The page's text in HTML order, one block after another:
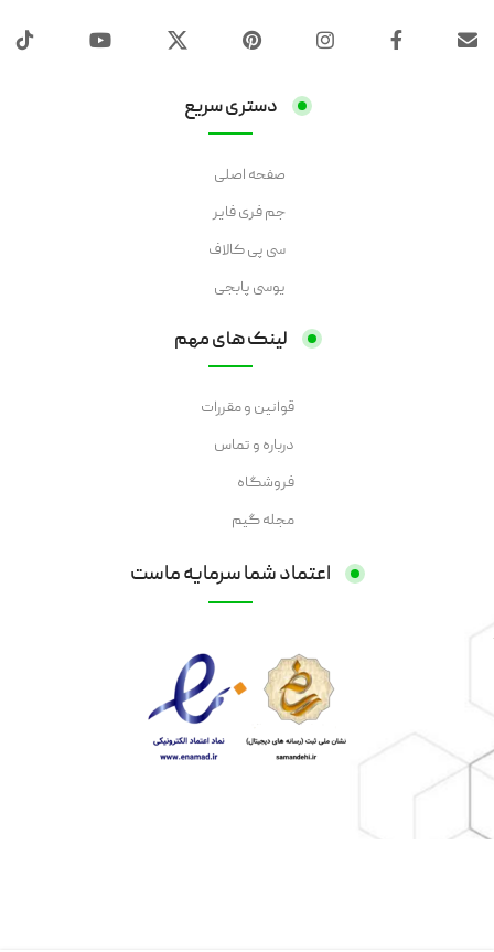
دستری سریع
صفحه اصلی
جم فری فایر
سی پی کالاف
یوسی پابجی
لینک های مهم
قوانین و مقررات
درباره و تماس
فروشگاه
مجله گیم
اعتماد شما سرمایه ماست